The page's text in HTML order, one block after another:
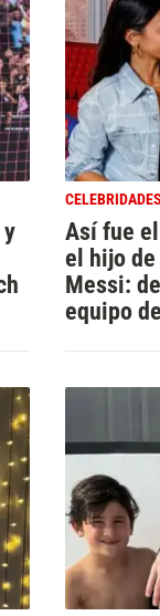
CELEBRIDADES
Así fue
el hijo de
Messi:
equipo